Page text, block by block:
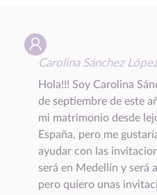
Carolina Sánchez
Hola!!! Soy Carolina
de septiembre de este
mi matrimonio desde
España, pero me
ayudar con las
será en Medellín y será
pero quiero unas